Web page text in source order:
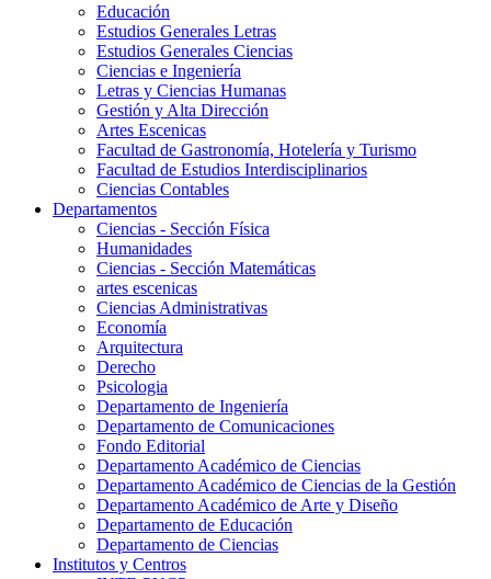
Educación
Estudios Generales Letras
Estudios Generales Ciencias
Ciencias e Ingeniería
Letras y Ciencias Humanas
Gestión y Alta Dirección
Artes Escenicas
Facultad de Gastronomía, Hotelería y Turismo
Facultad de Estudios Interdisciplinarios
Ciencias Contables
Departamentos
Ciencias - Sección Física
Humanidades
Ciencias - Sección Matemáticas
artes escenicas
Ciencias Administrativas
Economía
Arquitectura
Derecho
Psicologia
Departamento de Ingeniería
Departamento de Comunicaciones
Fondo Editorial
Departamento Académico de Ciencias
Departamento Académico de Ciencias de la Gestión
Departamento Académico de Arte y Diseño
Departamento de Educación
Departamento de Ciencias
Institutos y Centros